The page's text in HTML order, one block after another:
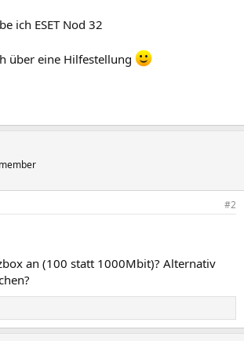
ich ESET Nod 32
über eine Hilfestellung
#2
an (100 statt 1000Mbit)? Alternativ